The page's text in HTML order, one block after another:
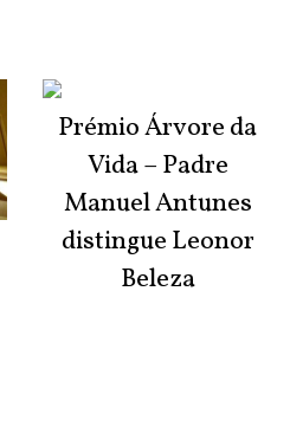
Prémio Árvore da
Vida – Padre
Manuel Antunes
distingue Leonor
Beleza